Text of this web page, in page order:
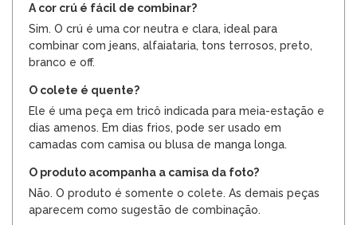
A cor crú é fácil de combinar?
Sim. O crú é uma cor neutra e clara, ideal para
combinar com jeans, alfaiataria, tons terrosos, preto,
branco e off.
O colete é quente?
Ele é uma peça em tricô indicada para meia-estação e
dias amenos. Em dias frios, pode ser usado em
camadas com camisa ou blusa de manga longa.
O produto acompanha a camisa da foto?
Não. O produto é somente o colete. As demais peças
aparecem como sugestão de combinação.